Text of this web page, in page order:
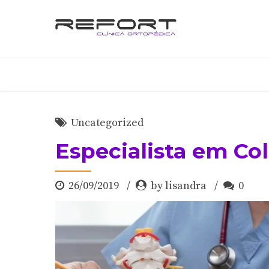
Uncategorized
Especialista em
26/09/2019 by lisandra 0